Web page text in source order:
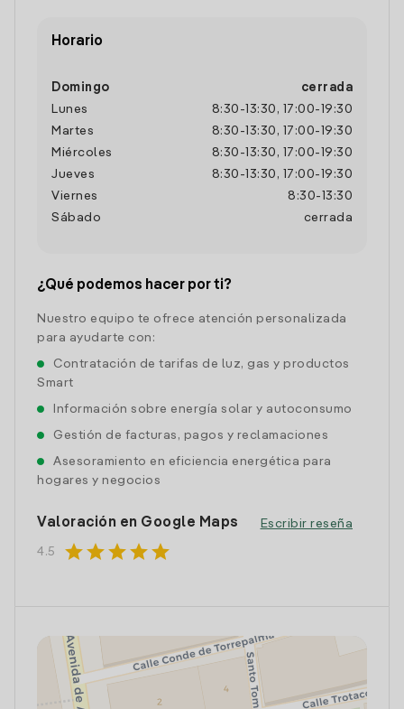
Horario
Domingo
cerrada
Lunes
8:30 - 13:30 , 17:00- 19:30
Martes
8:30 - 13:30 , 17:00- 19:30
Miércoles
8:30 - 13:30 , 17:00- 19:30
Jueves
8:30 - 13:30 , 17:00- 19:30
Viernes
8:30- 13:30
Sábado
cerrada
¿Qué podemos hacer por ti?
Nuestro equipo te ofrece atención personalizada
para ayudarte con:
Contratación de tarifas de luz, gas y productos
Smart
Información sobre energía solar y autoconsumo
Gestión de facturas, pagos y reclamaciones
Asesoramiento en eficiencia energética para
hogares y negocios
Valoración en Google Maps
4.5 starstarstarstarstar
Escribir reseña